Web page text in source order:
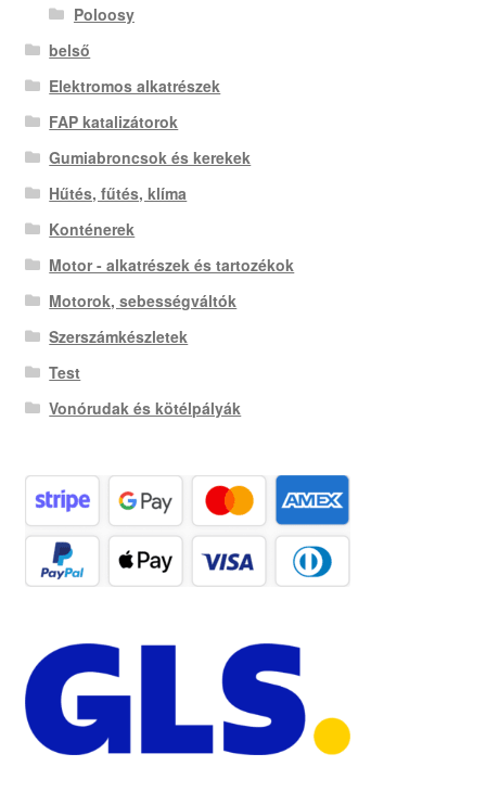
Poloosy
belső
Elektromos alkatrészek
FAP katalizátorok
Gumiabroncsok és kerekek
Hűtés, fűtés, klíma
Konténerek
Motor - alkatrészek és tartozékok
Motorok, sebességváltók
Szerszámkészletek
Test
Vonórudak és kötélpályák